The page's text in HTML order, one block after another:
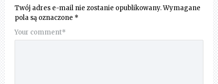
Twój adres e-mail nie zostanie opublikowany.Wymagane
pola są oznaczone *
Your comment*